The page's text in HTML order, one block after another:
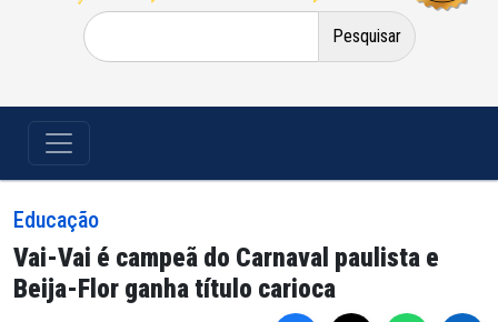
Pesquisar
por:
Educação
Vai-Vai é campeã do Carnaval paulista e
Beija-Flor ganha título carioca